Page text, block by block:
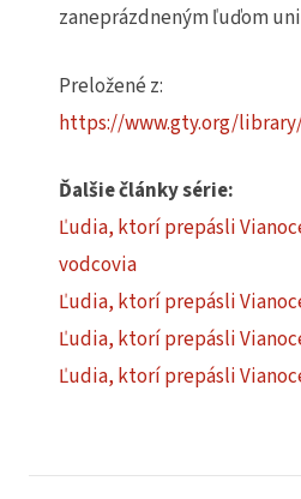
zaneprázdneným ľuďom
Preložené z:
https://www.gty.org/
Ďalšie články série:
Ľudia, ktorí prepásli
vodcovia
Ľudia, ktorí prepásli
Ľudia, ktorí prepásli
Ľudia, ktorí prepásli